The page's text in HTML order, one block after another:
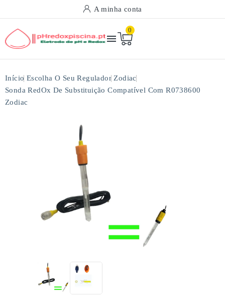
A minha conta

0
Início Escolha O Seu Regulador Zodiac
Sonda RedOx De Substituição Compatível Com R0738600
Zodiac